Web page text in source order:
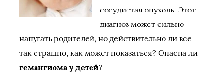
сосудистая опухоль. Этот
диагноз может сильно
напугать родителей, но действительно ли все
так страшно, как может показаться? Опасна ли
гемангиома у детей?